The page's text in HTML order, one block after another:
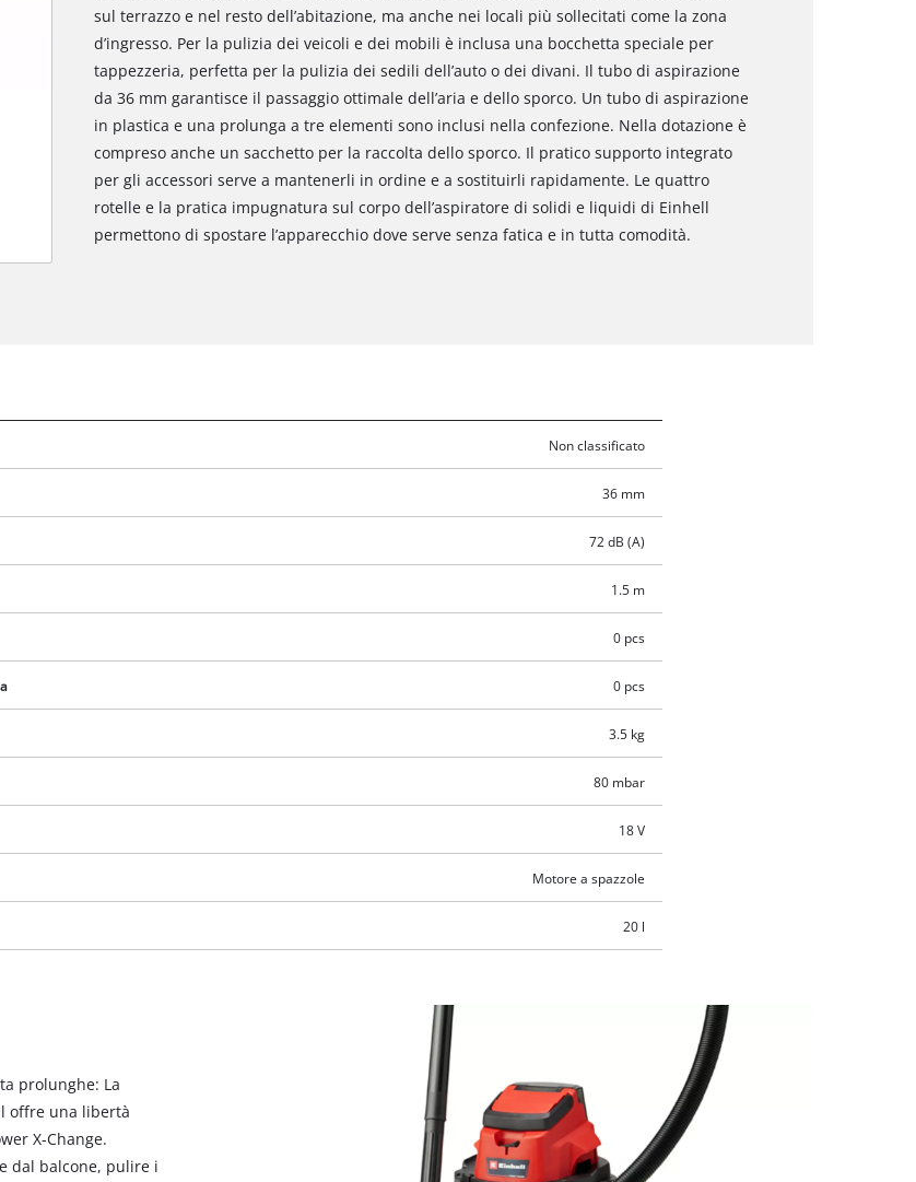
Abbiamo bisogno del vostro consenso
Powered byUsercentrics Consent
sul terrazzo e nel resto dell’abitazione, ma anche nei locali più sollecitati come la zona
d’ingresso. Per la pulizia dei veicoli e dei mobili è inclusa una bocchetta speciale per
tappezzeria, perfetta per la pulizia dei sedili dell’auto o dei divani. Il tubo di aspirazione
da 36 mm garantisce il passaggio ottimale dell’aria e dello sporco. Un tubo di aspirazione
in plastica e una prolunga a tre elementi sono inclusi nella confezione. Nella dotazione è
compreso anche un sacchetto per la raccolta dello sporco. Il pratico supporto integrato
per gli accessori serve a mantenerli in ordine e a sostituirli rapidamente. Le quattro
rotelle e la pratica impugnatura sul corpo dell’aspiratore di solidi e liquidi di Einhell
permettono di spostare l’apparecchio dove serve senza fatica e in tutta comodità.
Non classificato
36 mm
72 dB (A)
1.5 m
0 pcs
0 pcs
3.5 kg
80 mbar
18 V
Motore a spazzole
20 l
prolunghe: La
offre una libertà
X-Change.
dal balcone, pulire i